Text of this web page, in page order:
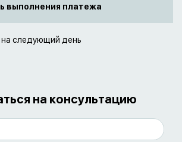
выполнения платежа
на следующий день
на консультацию